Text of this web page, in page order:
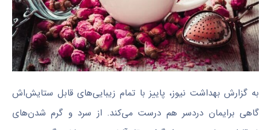
به گزارش بهداشت نیوز، پاییز با تمام زیبایی‌های قابل ستایش‌اش
گاهی برایمان دردسر هم درست می‌کند. از سرد و گرم‌ شدن‌های